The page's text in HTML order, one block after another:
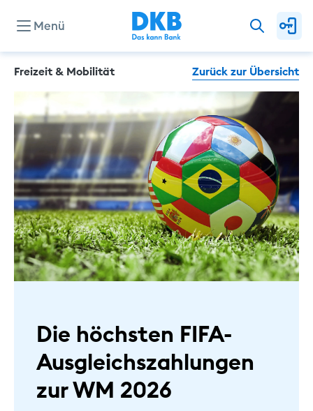
Menü
Konten & Karten
Kredite
Investieren & Sparen
Finanzierung & Immobilie
Service
Hilfe & Kontakt
Geschäftlich
Freizeit & Mobilität Zurück zur Übersicht
Die höchsten FIFA-
Ausgleichszahlungen
zur WM 2026